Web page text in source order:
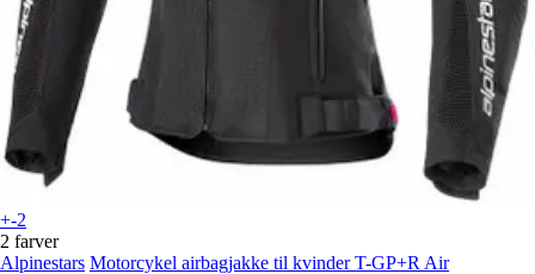
+-2
2 farver
Alpinestars Motorcykel airbagjakke til kvinder T-GP+R Air